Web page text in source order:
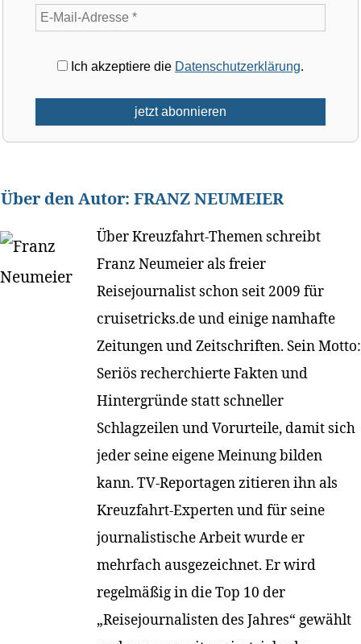
Ich akzeptiere die Datenschutzerklärung.
Über den Autor: FRANZ NEUMEIER
Über Kreuzfahrt-Themen schreibt
Franz Neumeier als freier
Reisejournalist schon seit 2009 für
cruisetricks.de und einige namhafte
Zeitungen und Zeitschriften. Sein Motto:
Seriös recherchierte Fakten und
Hintergründe statt schneller
Schlagzeilen und Vorurteile, damit sich
jeder seine eigene Meinung bilden
kann. TV-Reportagen zitieren ihn als
Kreuzfahrt-Experten und für seine
journalistische Arbeit wurde er
mehrfach ausgezeichnet. Er wird
regelmäßig in die Top 10 der
„Reisejournalisten des Jahres“ gewählt